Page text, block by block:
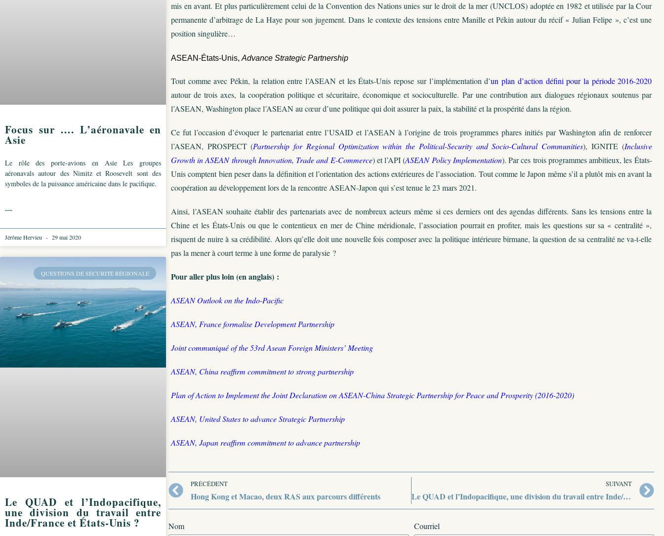
Focus sur …. L’aéronavale en
Asie
Le rôle des porte-avions en Asie Les groupes
aéronavals autour des Nimitz et Roosevelt sont des
symboles de la puissance américaine dans le pacifique.
.....
Jérôme Hervieu 29 mai 2020
QUESTIONS DE SÉCURITÉ RÉGIONALE
Le QUAD et l’Indopacifique,
une division du travail entre
Inde/France et États-Unis ?
mis en avant. Et plus particulièrement celui de la Convention des Nations unies sur le droit de la mer (UNCLOS) adoptée en 1982 et utilisée par la Cour
permanente d’arbitrage de La Haye pour son jugement. Dans le contexte des tensions entre Manille et Pékin autour du récif « Julian Felipe », c’est une
position singulière…
ASEAN-États-Unis, Advance Strategic Partnership
Tout comme avec Pékin, la relation entre l’ASEAN et les États-Unis repose sur l’implémentation d’un plan d’action défini pour la période 2016-2020
autour de trois axes, la coopération politique et sécuritaire, économique et socioculturelle. Par une contribution aux dialogues régionaux soutenus par
l’ASEAN, Washington place l’ASEAN au cœur d’une politique qui doit assurer la paix, la stabilité et la prospérité dans la région.
Ce fut l’occasion d’évoquer le partenariat entre l’USAID et l’ASEAN à l’origine de trois programmes phares initiés par Washington afin de renforcer
l’ASEAN, PROSPECT (Partnership for Regional Optimization within the Political-Security and Socio-Cultural Communities), IGNITE (Inclusive
Growth in ASEAN through Innovation, Trade and E-Commerce) et l’API (ASEAN Policy Implementation). Par ces trois programmes ambitieux, les États-
Unis comptent bien peser dans la définition et l’orientation des actions extérieures de l’association. Tout comme le Japon même s’il a plutôt mis en avant la
coopération au développement lors de la rencontre ASEAN-Japon qui s’est tenue le 23 mars 2021.
Ainsi, l’ASEAN souhaite établir des partenariats avec de nombreux acteurs même si ces derniers ont des agendas différents. Sans les tensions entre la
Chine et les États-Unis ou que le contentieux en mer de Chine méridionale, l’association pourrait en profiter, mais les questions sur sa « centralité »,
risquent de nuire à sa crédibilité. Alors qu’elle doit une nouvelle fois composer avec la politique intérieure birmane, la question de sa centralité ne va-t-elle
pas la mener à court terme à une forme de paralysie ?
Pour aller plus loin (en anglais) :
ASEAN Outlook on the Indo-Pacific
ASEAN, France formalise Development Partnership
Joint communiqué of the 53rd Asean Foreign Ministers’ Meeting
ASEAN, China reaffirm commitment to strong partnership
Plan of Action to Implement the Joint Declaration on ASEAN-China Strategic Partnership for Peace and Prosperity (2016-2020)
ASEAN, United States to advance Strategic Partnership
ASEAN, Japan reaffirm commitment to advance partnership
PRÉCÉDENT
Hong Kong et Macao, deux RAS aux parcours différents
SUIVANT
Le QUAD et l’Indopacifique, une division du travail entre Inde/France et États-Unis ?
Nom Courriel